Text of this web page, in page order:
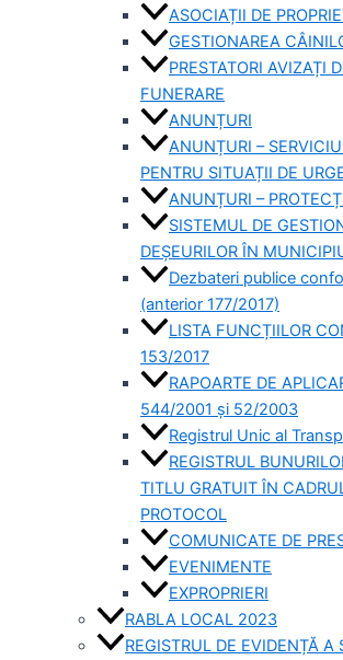
ASOCIAȚII DE
GESTIONAREA
PRESTATORI AVIZAȚI
FUNERARE
ANUNȚURI
ANUNȚURI –
PENTRU SITUAȚII DE
ANUNȚURI –
SISTEMUL DE
DEȘEURILOR ÎN
Dezbateri publice
(anterior 177/2017)
LISTA FUNCȚIILOR
153/2017
RAPOARTE DE
544/2001 și 52/2003
Registrul Unic al
REGISTRUL
TITLU GRATUIT ÎN
PROTOCOL
COMUNICATE DE
EVENIMENTE
EXPROPRIERI
RABLA LOCAL 2023
REGISTRUL DE EVIDENȚĂ A